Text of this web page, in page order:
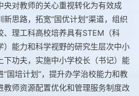
央对教师的关心重视转化为有效成
思路，拓宽“国优计划”渠道，组织
、理工科高校培养具有STEM（科
）能力和科学视野的研究生层次中小
下功夫，实施中小学校长（书记）能
国培计划”，提升办学治校能力和教
教师资源配置优化和管理服务制度改